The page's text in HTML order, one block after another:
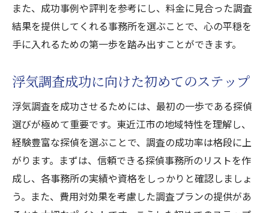
浮気調査における探偵の貢献を考察する
東近江市での浮気調査成功事例を活かす方
法
また、成功事例や評判を参考にし、料金に見合った調査
結果を提供してくれる事務所を選ぶことで、心の平穏を
手に入れるための第一歩を踏み出すことができます。
浮気調査成功に向けた初めてのステップ
浮気調査を成功させるためには、最初の一歩である探偵
選びが極めて重要です。東近江市の地域特性を理解し、
経験豊富な探偵を選ぶことで、調査の成功率は格段に上
がります。まずは、信頼できる探偵事務所のリストを作
成し、各事務所の実績や資格をしっかりと確認しましょ
う。また、費用対効果を考慮した調査プランの提供があ